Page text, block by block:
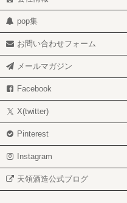
pop集
お問い合わせフォーム
メールマガジン
Facebook
X(twitter)
Pinterest
Instagram
天領酒造公式ブログ